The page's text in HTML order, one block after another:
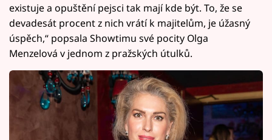
existuje a opuštění pejsci tak mají kde být. To, že se
devadesát procent z nich vrátí k majitelům, je úžasný
úspěch,“ popsala Showtimu své pocity Olga
Menzelová v jednom z pražských útulků.